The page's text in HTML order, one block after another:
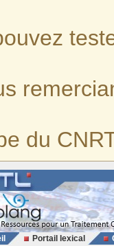
du
Portail lexical